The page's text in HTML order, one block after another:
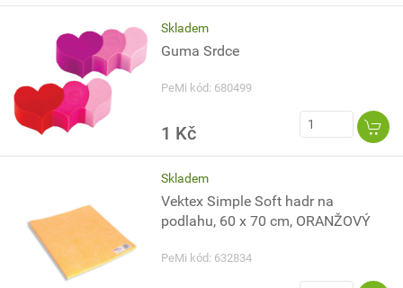
Skladem
Guma Srdce
PeMi kód: 680499
1 Kč
Skladem
Vektex Simple Soft hadr na
podlahu, 60 x 70 cm, ORANŽOVÝ
PeMi kód: 632834